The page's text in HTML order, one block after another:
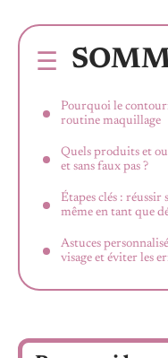
Pourquoi le
routine maquillage
Quels produits et
et sans faux pas ?
Étapes clés :
même en tant que
Astuces
visage et éviter les